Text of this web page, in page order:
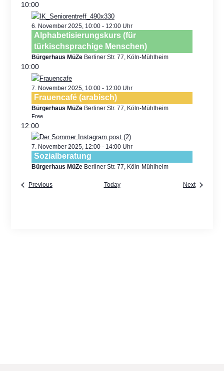
10:00
6. November 2025, 10:00- 12:00
Alphabetisierungskurs (für
türkischsprachige Menschen)
Bürgerhaus MüZe Berliner Str. 77, Köln-Mühlheim
10:00
7. November 2025, 10:00- 12:00
Frauencafé (arabisch)
Bürgerhaus MüZe Berliner Str. 77, Köln-Mühlheim
Free
12:00
7. November 2025, 12:00- 14:00
Sozialberatung
Bürgerhaus MüZe Berliner Str. 77, Köln-Mühlheim
Previous Today Next